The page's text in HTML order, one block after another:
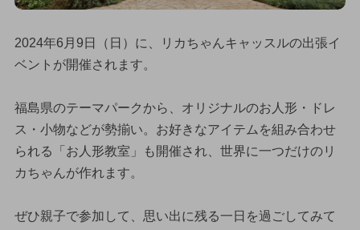
2024年6月9日（日）に、リカちゃんキャッスルの出張イ
ベントが開催されます。
福島県のテーマパークから、オリジナルのお人形・ドレ
ス・小物などが勢揃い。お好きなアイテムを組み合わせ
られる「お人形教室」も開催され、世界に一つだけのリ
カちゃんが作れます。
ぜひ親子で参加して、思い出に残る一日を過ごしてみて